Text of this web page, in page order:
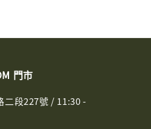
門市
二段227號 / 11:30 -